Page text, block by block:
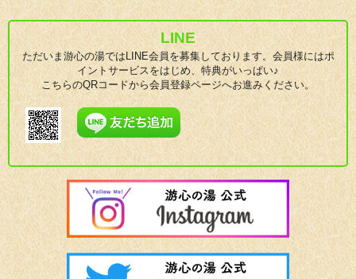
LINE
ただいま游心の湯ではLINE会員を募集しております。会員様にはポ
イントサービスをはじめ、特典がいっぱい♪
こちらのQRコードから会員登録ページへお進みください。